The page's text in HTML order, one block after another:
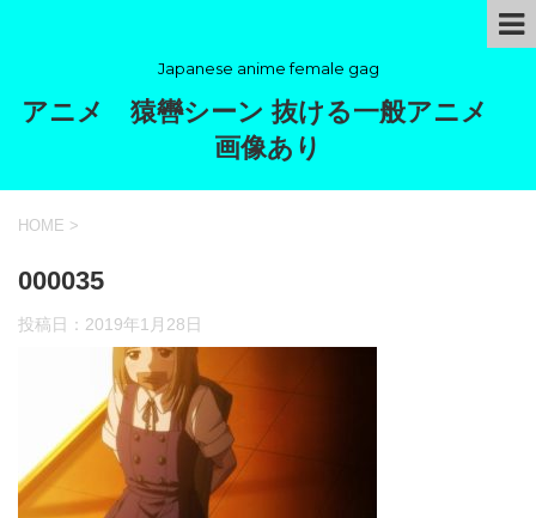
Japanese anime female gag
アニメ 猿轡シーン 抜ける一般アニメ
画像あり
HOME >
000035
投稿日： 2019年1月28日